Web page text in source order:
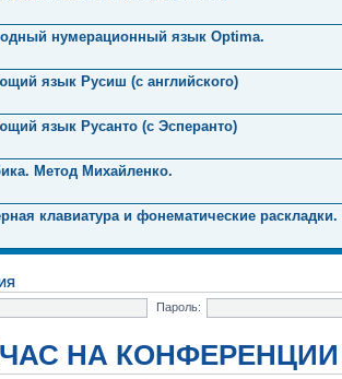
нумерационный язык Optima.
язык Русиш (с английского)
язык Русанто (с Эсперанто)
Метод Михайленко.
клавиатура и фонематические раскладки.
Пароль:
НА КОНФЕРЕНЦИИ